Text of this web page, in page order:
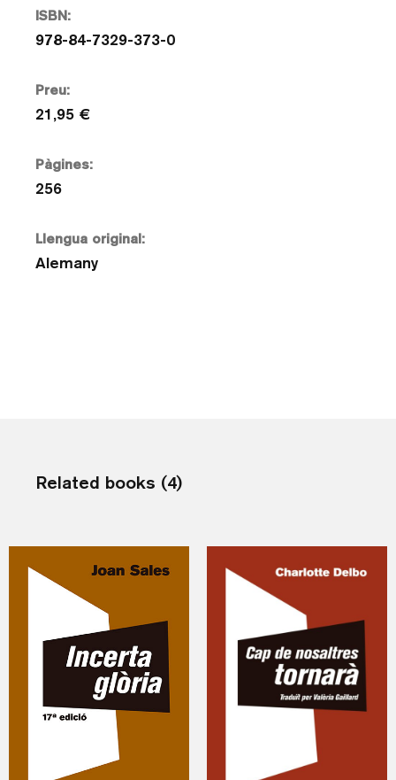
ISBN:
978-84-7329-373-0
Preu:
21,95 €
Pàgines:
256
Llengua original:
Alemany
Related books (4)